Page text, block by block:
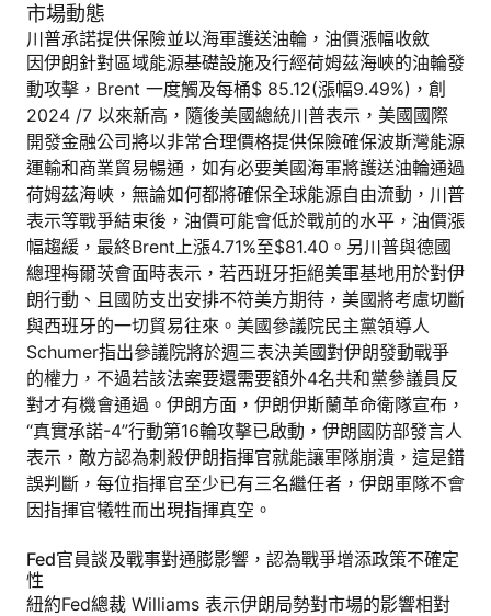
市場動態
川普承諾提供保險並以海軍護送油輪，油價漲幅收斂
因伊朗針對區域能源基礎設施及行經荷姆茲海峽的油輪發
動攻擊，Brent 一度觸及每桶$ 85.12(漲幅9.49%)，創
2024 /7 以來新高，隨後美國總統川普表示，美國國際
開發金融公司將以非常合理價格提供保險確保波斯灣能源
運輸和商業貿易暢通，如有必要美國海軍將護送油輪通過
荷姆茲海峽，無論如何都將確保全球能源自由流動，川普
表示等戰爭結束後，油價可能會低於戰前的水平，油價漲
幅趨緩，最終Brent上漲4.71%至$81.40。另川普與德國
總理梅爾茨會面時表示，若西班牙拒絕美軍基地用於對伊
朗行動、且國防支出安排不符美方期待，美國將考慮切斷
與西班牙的一切貿易往來。美國參議院民主黨領導人
Schumer指出參議院將於週三表決美國對伊朗發動戰爭
的權力，不過若該法案要還需要額外4名共和黨參議員反
對才有機會通過。伊朗方面，伊朗伊斯蘭革命衛隊宣布，
“真實承諾-4”行動第16輪攻擊已啟動，伊朗國防部發言人
表示，敵方認為刺殺伊朗指揮官就能讓軍隊崩潰，這是錯
誤判斷，每位指揮官至少已有三名繼任者，伊朗軍隊不會
因指揮官犧牲而出現指揮真空。
Fed官員談及戰事對通膨影響，認為戰爭增添政策不確定
性
紐約Fed總裁 Williams 表示伊朗局勢對市場的影響相對